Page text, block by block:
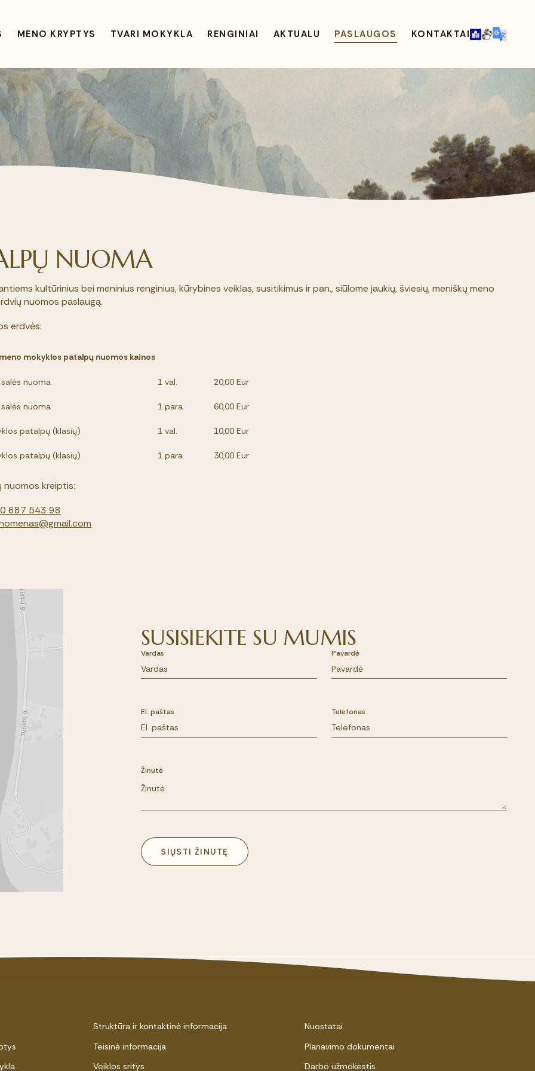
MENO KRYPTYS TVARI MOKYKLA RENGINIAI AKTUALU PASLAUGOS KONTAKTAI
NUOMA
kultūrinius bei meninius renginius, kūrybines veiklas, susitikimus ir pan., siūlome jaukių, šviesių, meniškų meno
nuomos paslaugą.
erdvės:
mokyklos patalpų nuomos kainos
nuoma 1 val. 20,00 Eur
nuoma 1 para 60,00 Eur
patalpų (klasių) 1 val. 10,00 Eur
patalpų (klasių) 1 para 30,00 Eur
nuomos kreiptis:
687 543 98
SUSISIEKITE SU MUMIS
Vardas Pavardė
El. paštas Telefonas
Žinutė
SIŲSTI ŽINUTĘ
Struktūra ir kontaktinė informacija
Teisinė informacija
Veiklos sritys
Nuostatai
Planavimo dokumentai
Darbo užmokestis